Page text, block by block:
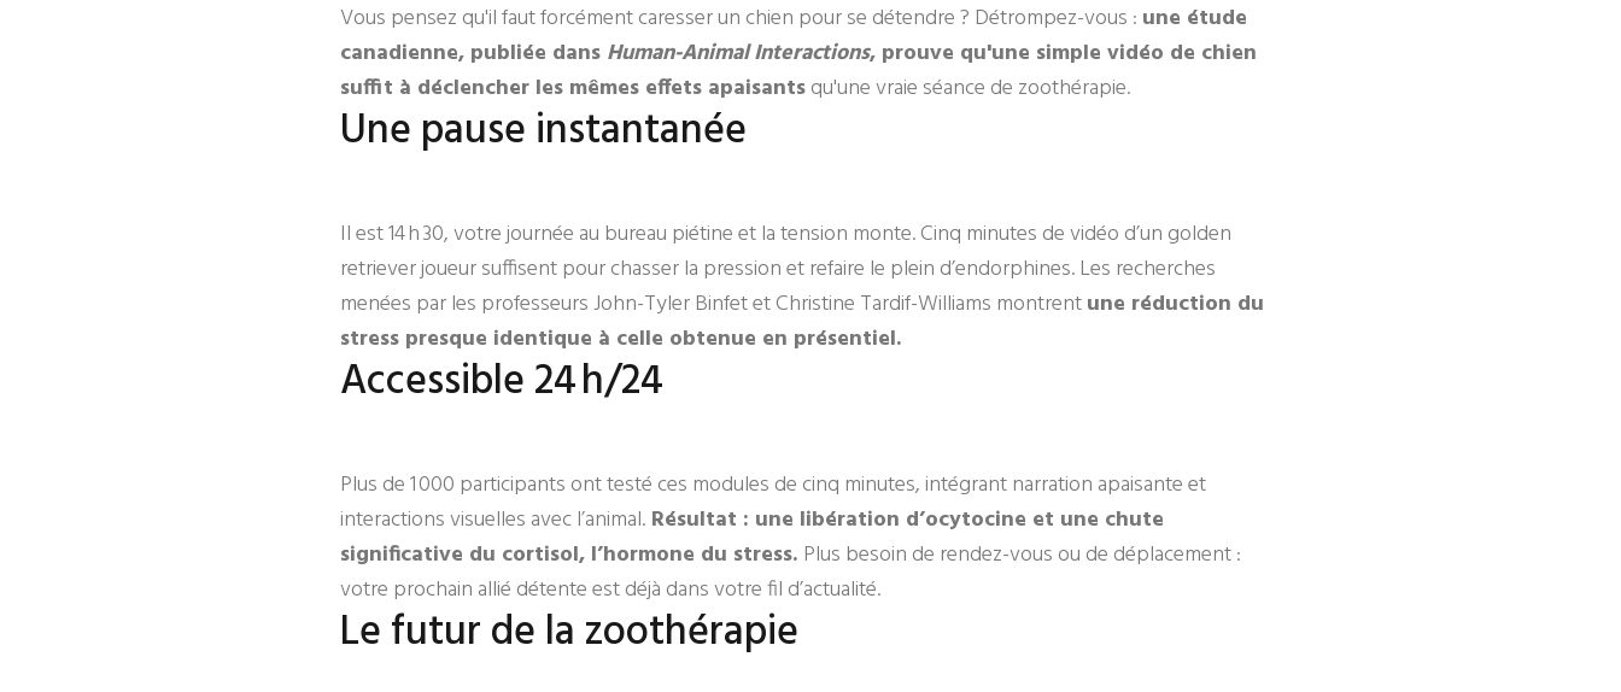
Vous pensez qu'il faut forcément caresser un chien pour se détendre ? Détrompez-vous : une étude
canadienne, publiée dans Human-Animal Interactions, prouve qu'une simple vidéo de chien
suffit à déclencher les mêmes effets apaisantsqu'une vraie séance de zoothérapie.
Une pause instantanée
Il est 14 h 30, votre journée au bureau piétine et la tension monte. Cinq minutes de vidéo d’un golden
retriever joueur suffisent pour chasser la pression et refaire le plein d’endorphines. Les recherches
menées par les professeurs John-Tyler Binfet et Christine Tardif-Williams montrentune réduction du
stress presque identique à celle obtenue en présentiel.
Accessible 24 h/24
Plus de 1 000 participants ont testé ces modules de cinq minutes, intégrant narration apaisante et
interactions visuelles avec l’animal. Résultat : une libération d’ocytocine et une chute
significative du cortisol, l’hormone du stress. Plus besoin de rendez-vous ou de déplacement :
votre prochain allié détente est déjà dans votre fil d’actualité.
Le futur de la zoothérapie